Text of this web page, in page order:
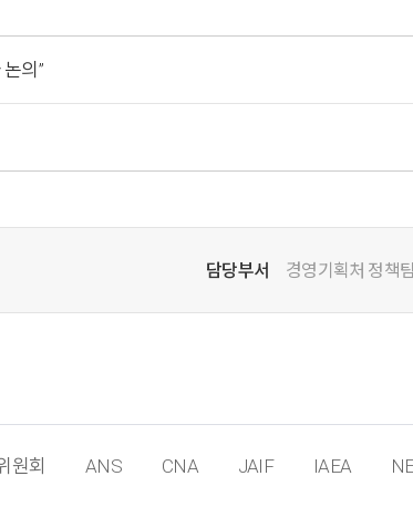
의”
담당부서 경영기획처 정책팀
원회 ANS CNA JAIF IAEA